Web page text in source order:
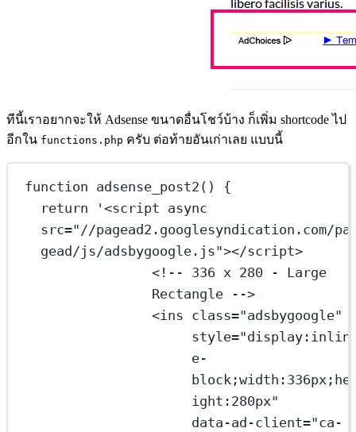
ทีนี้เราอยากจะให้ Adsense ขนาดอื่นโชว์บ้าง ก็เพิ่ม shortcode ไป
อีกใน functions.php ครับ ต่อท้ายอันเก่าเลย แบบนี้
function adsense_post2 () {
return
'<script async
src="//pagead2.googlesyndication.com/pa
gead/js/adsbygoogle.js"></script>
<!-- 336 x 280 - Large
Rectangle -->
<ins class="adsbygoogle"
style="display:inlin
e-
block;width:336px;he
ight:280px"
data-ad-client="ca-